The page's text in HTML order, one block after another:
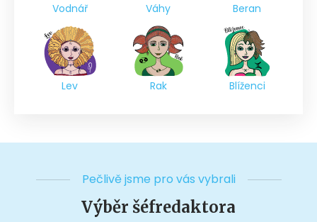
Vodnář Váhy Beran
Lev Rak Blíženci
Pečlivě jsme pro vás vybrali
Výběr šéfredaktora